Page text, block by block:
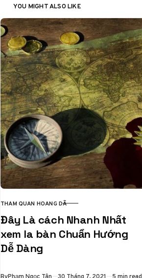
YOU MIGHT ALSO LIKE
CATEGORY
THAM QUAN HOANG DÃ
Đây Là cách Nhanh Nhất
xem la bàn Chuẩn Hướng
Dễ Dàng
ByPhạm Ngọc Tân Published
30 Tháng 7, 2021 5 min read